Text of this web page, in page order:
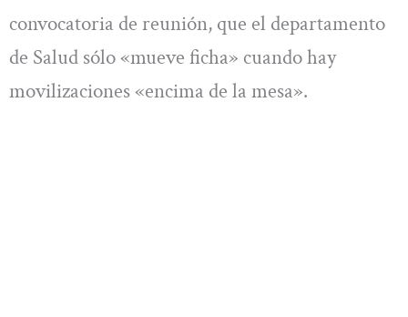
convocatoria de reunión, que el departamento
de Salud sólo «mueve ficha» cuando hay
movilizaciones «encima de la mesa».